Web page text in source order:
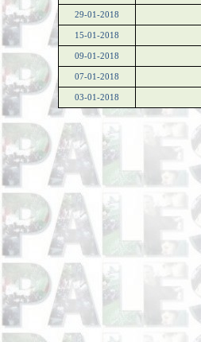
29-01-2018
15-01-2018
09-01-2018
07-01-2018
03-01-2018